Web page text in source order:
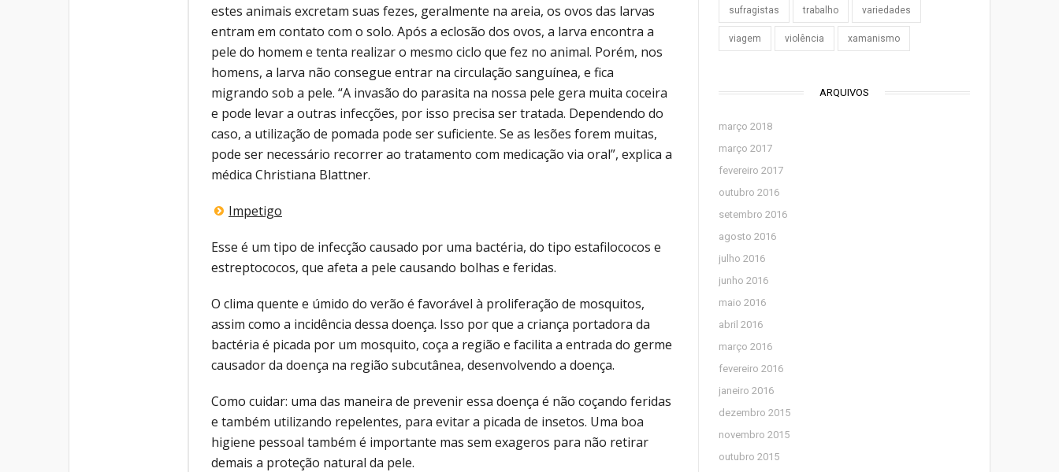
estes animais excretam suas fezes, geralmente na areia, os ovos das larvas
entram em contato com o solo. Após a eclosão dos ovos, a larva encontra a
pele do homem e tenta realizar o mesmo ciclo que fez no animal. Porém, nos
homens, a larva não consegue entrar na circulação sanguínea, e fica
migrando sob a pele. “A invasão do parasita na nossa pele gera muita coceira
e pode levar a outras infecções, por isso precisa ser tratada. Dependendo do
caso, a utilização de pomada pode ser suficiente. Se as lesões forem muitas,
pode ser necessário recorrer ao tratamento com medicação via oral”, explica a
médica Christiana Blattner.
Impetigo
Esse é um tipo de infecção causado por uma bactéria, do tipo estafilococos e
estreptococos, que afeta a pele causando bolhas e feridas.
O clima quente e úmido do verão é favorável à proliferação de mosquitos,
assim como a incidência dessa doença. Isso por que a criança portadora da
bactéria é picada por um mosquito, coça a região e facilita a entrada do germe
causador da doença na região subcutânea, desenvolvendo a doença.
Como cuidar: uma das maneira de prevenir essa doença é não coçando feridas
e também utilizando repelentes, para evitar a picada de insetos. Uma boa
higiene pessoal também é importante mas sem exageros para não retirar
demais a proteção natural da pele.
sufragistas trabalho variedades
viagem violência xamanismo
ARQUIVOS
março 2018
março 2017
fevereiro 2017
outubro 2016
setembro 2016
agosto 2016
julho 2016
junho 2016
maio 2016
abril 2016
março 2016
fevereiro 2016
janeiro 2016
dezembro 2015
novembro 2015
outubro 2015